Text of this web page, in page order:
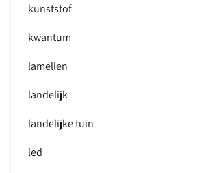
kunststof
kwantum
lamellen
landelijk
landelijke tuin
led